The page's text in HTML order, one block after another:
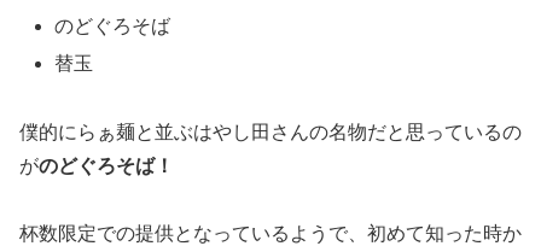
のどぐろそば
替玉
僕的にらぁ麺と並ぶはやし田さんの名物だと思っているの
がのどぐろそば！
杯数限定での提供となっているようで、初めて知った時か